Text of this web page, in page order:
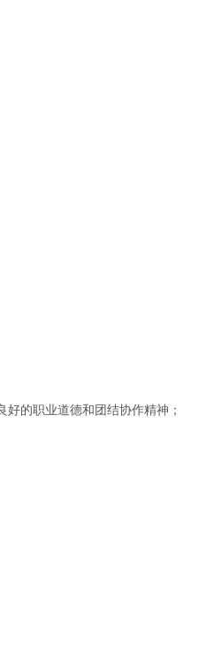
的职业道德和团结协作精神；